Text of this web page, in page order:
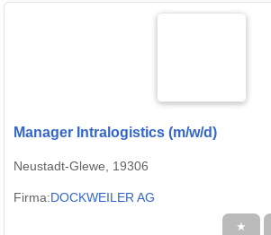
Manager Intralogistics (m/w/d)
Neustadt-Glewe, 19306
Firma:DOCKWEILER AG
★